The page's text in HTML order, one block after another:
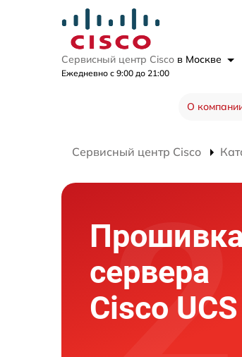
Сервисный центр Cisco в Москве
Ежедневно с 9:00 до 21:00
О
Сервисный центр Cisco
сервера
Cisco